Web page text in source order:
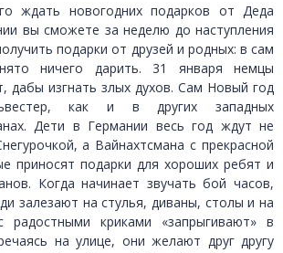
ждать новогодних подарков от Деда
вы сможете за неделю до наступления
подарки от друзей и родных: в сам
ничего дарить. 31 января немцы
дабы изгнать злых духов. Сам Новый год
как и в других западных
Дети в Германии весь год ждут не
а Вайнахтсмана с прекрасной
приносят подарки для хороших ребят и
Когда начинает звучать бой часов,
залезают на стулья, диваны, столы и на
радостными криками «запрыгивают» в
на улице, они желают друг другу